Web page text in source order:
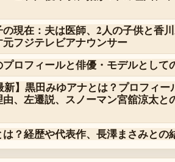
現在：夫は医師、2人の子供と香
フジテレビアナウンサー
ロフィールと俳優・モデルとして
新】黒田みゆアナとは？プロフィー
、左遷説、スノーマン宮舘涼太と
？経歴や代表作、長澤まさみとの